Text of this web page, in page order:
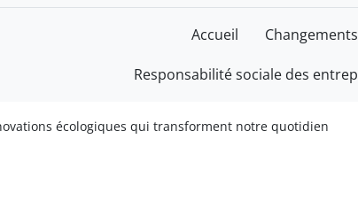
Accueil
Responsabilité sociale des
écologiques qui transforment notre quotidien